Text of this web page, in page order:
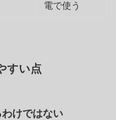
電で使う
すい点
けではない